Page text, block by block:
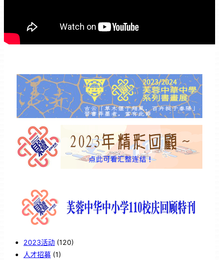
2023活动 (120)
人才招募 (1)